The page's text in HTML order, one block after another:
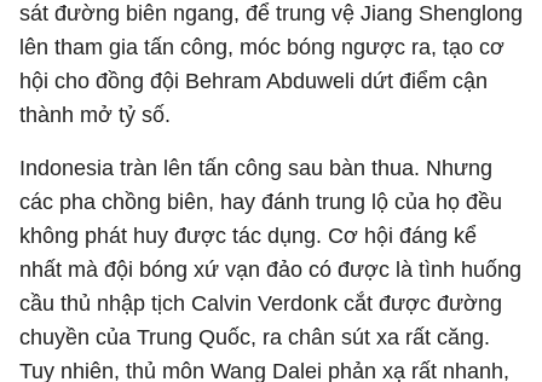
sát đường biên ngang, để trung vệ Jiang Shenglong
lên tham gia tấn công, móc bóng ngược ra, tạo cơ
hội cho đồng đội Behram Abduweli dứt điểm cận
thành mở tỷ số.
Indonesia tràn lên tấn công sau bàn thua. Nhưng
các pha chồng biên, hay đánh trung lộ của họ đều
không phát huy được tác dụng. Cơ hội đáng kể
nhất mà đội bóng xứ vạn đảo có được là tình huống
cầu thủ nhập tịch Calvin Verdonk cắt được đường
chuyền của Trung Quốc, ra chân sút xa rất căng.
Tuy nhiên, thủ môn Wang Dalei phản xạ rất nhanh,